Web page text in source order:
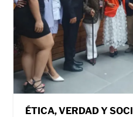
ÉTICA, VERDAD Y